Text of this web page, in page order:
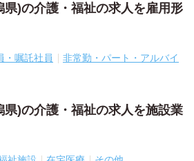
県)の介護・福祉の求人を雇用形
・嘱託社員
非常勤・パート・アルバイ
県)の介護・福祉の求人を施設業